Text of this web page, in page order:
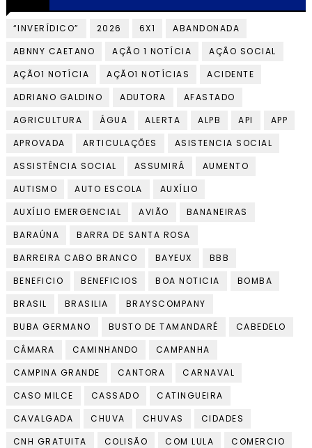
“INVERÍDICO” 2026 6X1
ABANDONADA
ABNNY CAETANO
AÇÃO 1 NOTÍCIA
AÇÃO SOCIAL
AÇÃO1 NOTÍCIA
AÇÃO1 NOTÍCIAS
ACIDENTE
ADRIANO GALDINO
ADUTORA
AFASTADO
AGRICULTURA
ÁGUA ALERTA ALPB API
APP
APROVADA
ARTICULAÇÕES
ASISTENCIA SOCIAL
ASSISTÊNCIA SOCIAL
ASSUMIRÁ
AUMENTO
AUTISMO
AUTO ESCOLA
AUXÍLIO
AUXÍLIO EMERGENCIAL
AVIÃO
BANANEIRAS
BARAÚNA
BARRA DE SANTA ROSA
BARREIRA CABO BRANCO
BAYEUX
BBB
BENEFICIO
BENEFICIOS BOA NOTICIA
BOMBA
BRASIL
BRASILIA
BRAYSCOMPANY
BUBA GERMANO
BUSTO DE TAMANDARÉ
CABEDELO
CÂMARA
CAMINHANDO
CAMPANHA
CAMPINA GRANDE
CANTORA
CARNAVAL
CASO MILCE
CASSADO
CATINGUEIRA
CAVALGADA
CHUVA CHUVAS
CIDADES
CNH GRATUITA
COLISÃO COM LULA
COMERCIO